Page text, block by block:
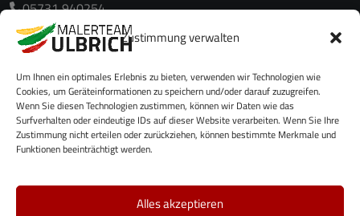
Zustimmung verwalten
Um Ihnen ein optimales Erlebnis zu bieten, verwenden wir Technologien wie
Cookies, um Geräteinformationen zu speichern und/oder darauf zuzugreifen.
Wenn Sie diesen Technologien zustimmen, können wir Daten wie das
Surfverhalten oder eindeutige IDs auf dieser Website verarbeiten. Wenn Sie Ihre
Zustimmung nicht erteilen oder zurückziehen, können bestimmte Merkmale und
Funktionen beeinträchtigt werden.
Alles akzeptieren
05731 940254
05731 940255